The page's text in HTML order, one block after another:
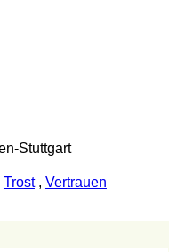
Stuttgart
Trost, Vertrauen